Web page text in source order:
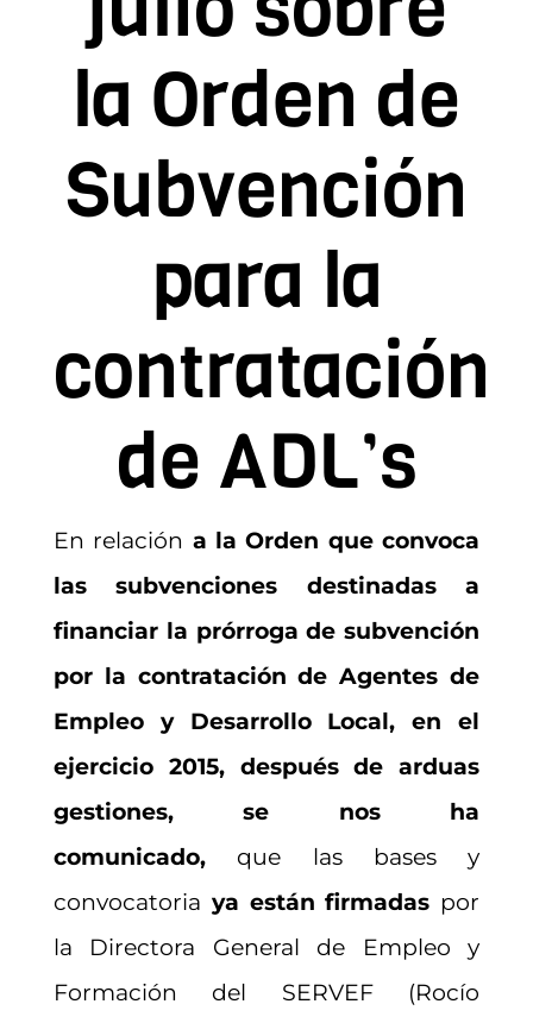
Contacto
Asóciatela Orden de
Subvención
para la
contratación
de ADL’s
En relación a la Orden que convoca
las subvenciones destinadas a
financiar la prórroga de subvención
por la contratación de Agentes de
Empleo y Desarrollo Local, en el
ejercicio 2015, después de arduas
gestiones, se nos ha
comunicado,que las bases y
convocatoria ya están firmadas por
la Directora General de Empleo y
Formación del SERVEF (Rocío